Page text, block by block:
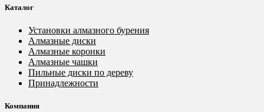
Каталог
Установки алмазного бурения
Алмазные диски
Алмазные коронки
Алмазные чашки
Пильные диски по дереву
Принадлежности
Компания